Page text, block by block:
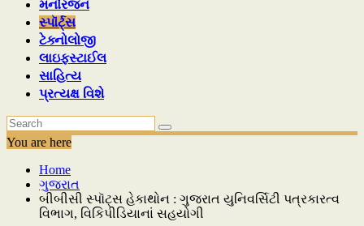
મનોરંજન
સ્પૉર્ટ્સ
ટેક્નોલોજી
લાઇફસ્ટાઈલ
સાહિત્ય
પ્રત્યક્ષ વિશે
You are here
Home
ગુજરાત
બીબીસી સ્પૉટ્સ હેકાથોન : ગુજરાત યુનિવર્સિટી પત્રકારત્વ
વિભાગ, વિકિપીડિયાનાં સહયોગી